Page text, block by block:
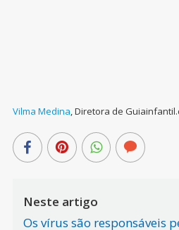
Vilma Medina,Diretora de
Neste artigo
Os vírus são responsáveis